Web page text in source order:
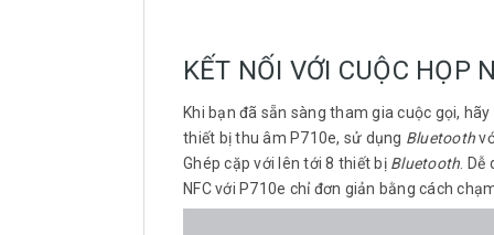
KẾT NỐI VỚI CUỘC HỌP
Khi bạn đã sẵn sàng tham gia cuộc gọi,
thiết bị thu âm P710e, sử dụng Bluetooth
Ghép cặp với lên tới 8 thiết bị Bluetooth .
NFC với P710e chỉ đơn giản bằng cách